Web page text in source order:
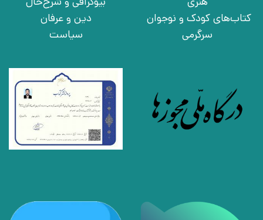
کتاب‌های کودک و نوجوان
سرگرمی
دین و عرفان
سیاست